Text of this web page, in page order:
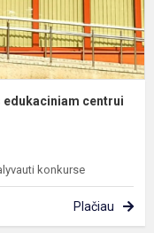
centrui
konkurse
Plačiau